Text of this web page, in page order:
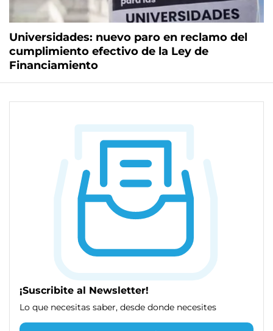
Universidades: nuevo paro en reclamo del
cumplimiento efectivo de la Ley de
Financiamiento
¡Suscribite al Newsletter!
Lo que necesitas saber, desde donde necesites